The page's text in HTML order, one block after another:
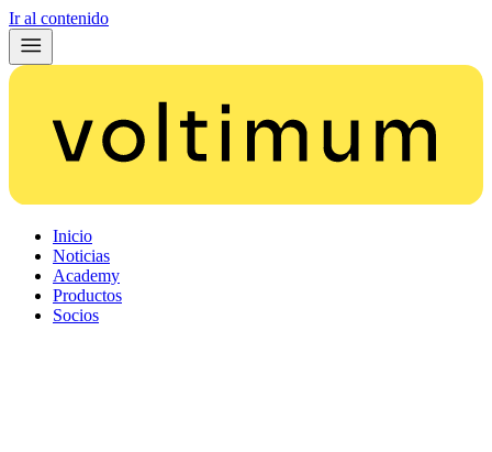
Ir al contenido
Inicio
Noticias
Academy
Productos
Socios